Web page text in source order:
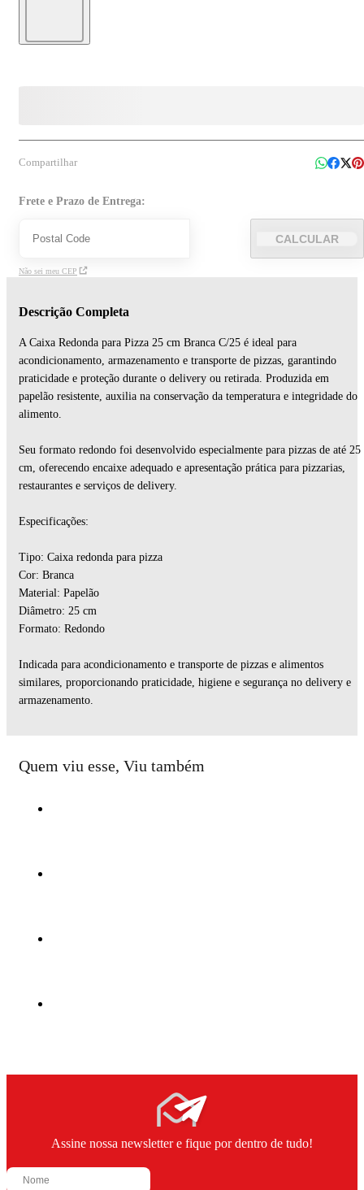
Compartilhar
Frete e Prazo de Entrega:
CALCULAR
Não sei meu CEP
Descrição Completa
A Caixa Redonda para Pizza 25 cm Branca C/25 é ideal para
acondicionamento, armazenamento e transporte de pizzas, garantindo
praticidade e proteção durante o delivery ou retirada. Produzida em
papelão resistente, auxilia na conservação da temperatura e integridade do
alimento.
Seu formato redondo foi desenvolvido especialmente para pizzas de até 25
cm, oferecendo encaixe adequado e apresentação prática para pizzarias,
restaurantes e serviços de delivery.
Especificações:
Tipo: Caixa redonda para pizza
Cor: Branca
Material: Papelão
Diâmetro: 25 cm
Formato: Redondo
Indicada para acondicionamento e transporte de pizzas e alimentos
similares, proporcionando praticidade, higiene e segurança no delivery e
armazenamento.
Quem viu esse, Viu também
Assine nossa newsletter e fique por dentro de tudo!